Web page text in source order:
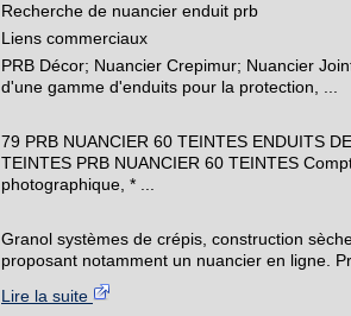
Recherche de nuancier enduit prb
Liens commerciaux
PRB Décor; Nuancier Crepimur; Nuancier
d'une gamme d'enduits pour la protection, ...
79 PRB NUANCIER 60 TEINTES ENDUITS
TEINTES PRB NUANCIER 60 TEINTES
photographique, * ...
Granol systèmes de crépis, construction
proposant notamment un nuancier en ligne.
Lire la suite